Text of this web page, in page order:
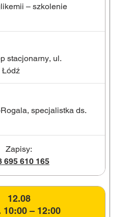
– szkolenie
stacjonarny, ul.
Łódź
specjalistka ds.
Zapisy:
695 610 165
12.08
10:00 – 12:00